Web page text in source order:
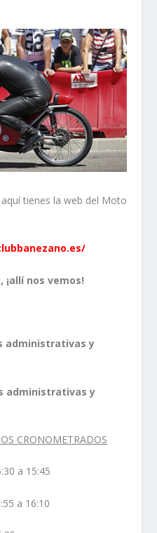
tienes la web del Moto
nos vemos!
administrativas y
administrativas y
CRONOMETRADOS
a 15:45
a 16:10